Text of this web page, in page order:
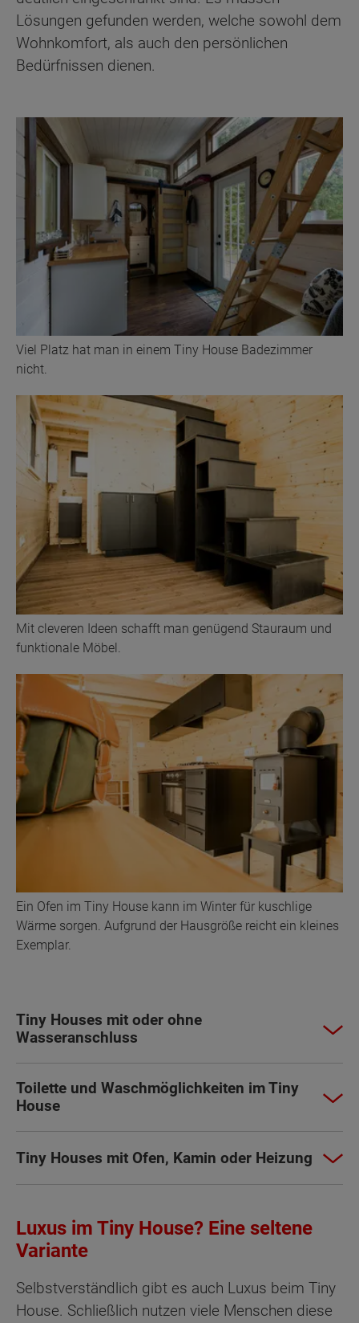
Lösungen gefunden werden, welche sowohl dem
Wohnkomfort, als auch den persönlichen
Bedürfnissen dienen.
Viel Platz hat man in einem Tiny House Badezimmer
nicht.
Mit cleveren Ideen schafft man genügend Stauraum und
funktionale Möbel.
Ein Ofen im Tiny House kann im Winter für kuschlige
Wärme sorgen. Aufgrund der Hausgröße reicht ein kleines
Exemplar.
Tiny Houses mit oder ohne
Wasseranschluss
Toilette und Waschmöglichkeiten im Tiny
House
Tiny Houses mit Ofen, Kamin oder Heizung
Luxus im Tiny House? Eine seltene
Variante
Selbstverständlich gibt es auch Luxus beim Tiny
House. Schließlich nutzen viele Menschen diese